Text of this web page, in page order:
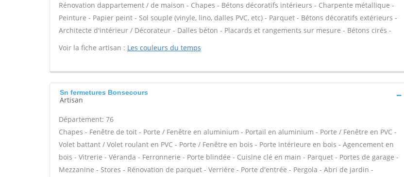
Rénovation dappartement / de maison - Chapes - Bétons décoratifs intérieurs - Charpente métallique -
Peinture - Papier peint - Sol souple (vinyle, lino, dalles PVC, etc) - Parquet - Bétons décoratifs extérieurs -
Architecte d'intérieur / Décorateur - Dalles béton - Placards et rangements sur mesure - Bétons cirés -
Voir la fiche artisan : Les couleurs du temps
Sn fermetures Bonsecours
Artisan
Département: 76
Chapes - Fenêtre de toit - Porte / Fenêtre en aluminium - Portail en aluminium - Porte / Fenêtre en PVC -
Volet battant / Volet roulant en PVC - Porte / Fenêtre en bois - Porte intérieure en bois - Agencement en
bois - Vitrerie - Véranda - Ferronnerie - Porte blindée - Cuisine clé en main - Parquet - Portes de garage -
Mezzanine - Stores - Rénovation de parquet - Verrière - Porte d'entrée - Pergola - Abri de jardin -